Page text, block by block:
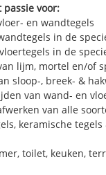
passie voor:
en wandtegels
in de
in de
lijm, mortel en/of
sloop-, breek- &
van wand- en
van alle
keramische tegels
toilet, keuken,